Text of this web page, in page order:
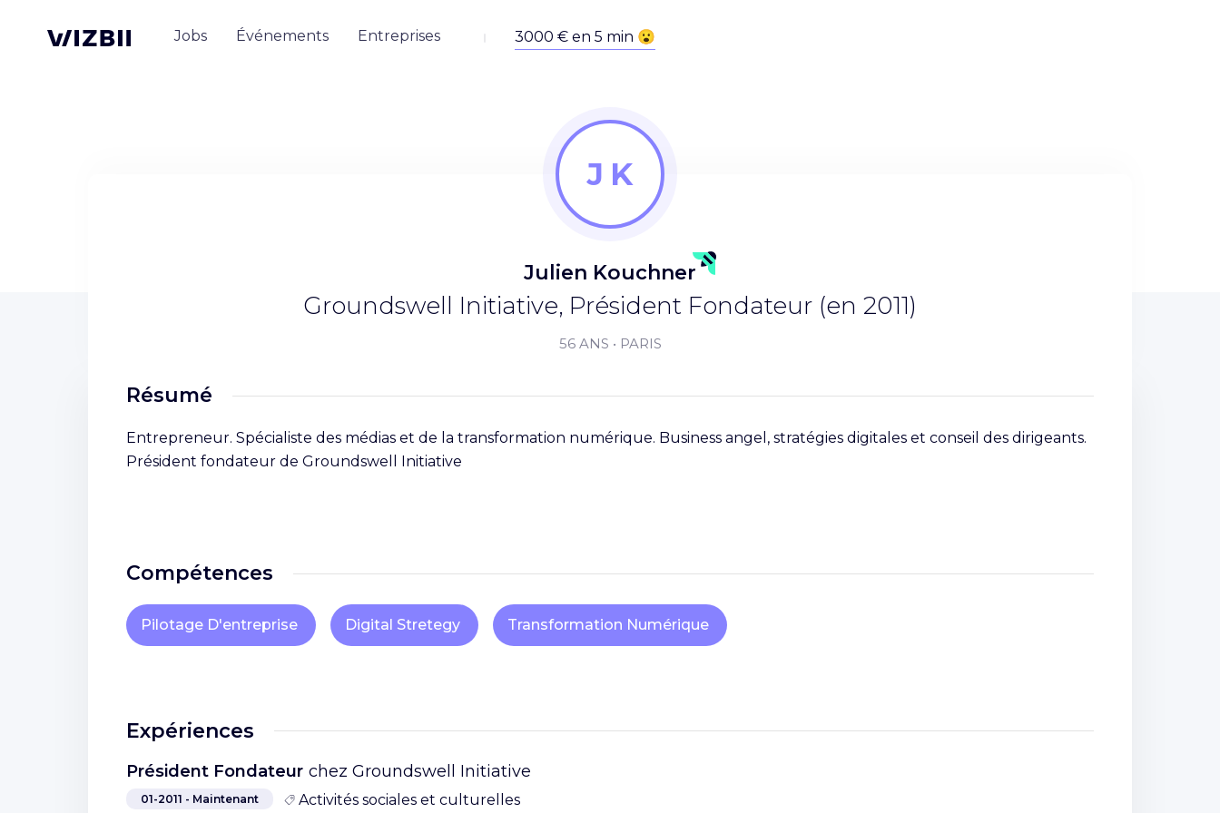
Jobs Événements Entreprises
J K
Julien Kouchner
Groundswell Initiative, Président Fondateur (en 2011)
56 ANS • PARIS
Résumé
Entrepreneur. Spécialiste des médias et de la transformation numérique. Business angel, stratégies digitales et conseil des dirigeants.
Président fondateur de Groundswell Initiative
Compétences
Pilotage D'entreprise Digital Stretegy Transformation Numérique
Expériences
Président Fondateur chez Groundswell Initiative
01-2011 - Maintenant Activités sociales et culturelles